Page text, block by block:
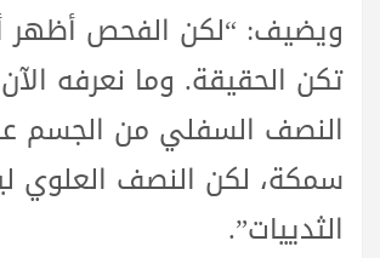
ويضيف: “لكن الفحص أظهر
تكن الحقيقة. وما نعرفه
النصف السفلي من الجسم
سمكة، لكن النصف العلوي
الثدييات”.